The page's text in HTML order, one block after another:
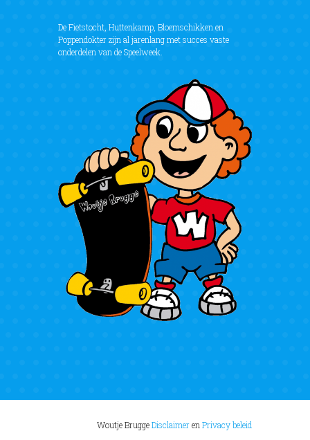
De Fietstocht, Huttenkamp, Bloemschikken en
Poppendokter zijn al jarenlang met succes vaste
onderdelen van de Speelweek.
Woutje BruggeDisclaimeren Privacy beleid